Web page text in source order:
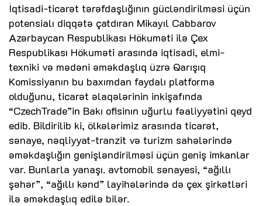
İqtisadi-ticarət tərəfdaşlığının gücləndirilməsi üçün
potensialı diqqətə çatdıran Mikayıl Cabbarov
Azərbaycan Respublikası Hökuməti ilə Çex
Respublikası Hökuməti arasında iqtisadi, elmi-
texniki və mədəni əməkdaşlıq üzrə Qarışıq
Komissiyanın bu baxımdan faydalı platforma
olduğunu, ticarət əlaqələrinin inkişafında
“CzechTrade”in Bakı ofisinın uğurlu fəaliyyətini qeyd
edib. Bildirilib ki, ölkələrimiz arasında ticarət,
sənaye, nəqliyyat-tranzit və turizm sahələrində
əməkdaşlığın genişləndirilməsi üçün geniş imkanlar
var. Bunlarla yanaşı. avtomobil sənayesi, “ağıllı
şəhər”, “ağıllı kənd” layihələrində də çex şirkətləri
ilə əməkdaşlıq edilə bilər.